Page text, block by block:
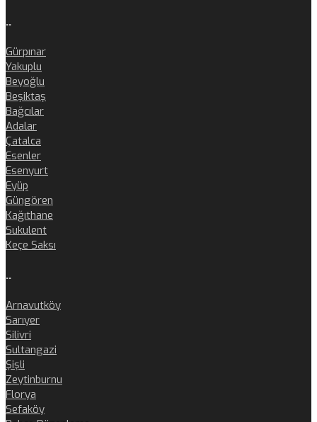
..
Gürpınar
Yakuplu
Beyoğlu
Beşiktaş
Bağcılar
Adalar
Çatalca
Esenler
Esenyurt
Eyüp
Güngören
Kağıthane
Sukulent
Keçe Saksı
..
Arnavutköy
Sarıyer
Silivri
Sultangazi
Şişli
Zeytinburnu
Florya
Sefaköy